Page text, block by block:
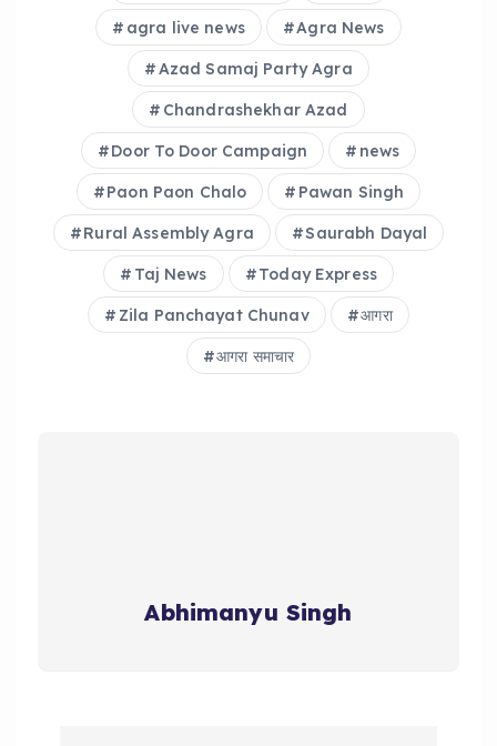
o p
agra live news Agra News
Azad Samaj Party Agra
Chandrashekhar Azad
Door To Door Campaign news
Paon Paon Chalo Pawan Singh
Rural Assembly Agra Saurabh Dayal
Taj News Today Express
Zila Panchayat Chunav आगरा
आगरा समाचार
Abhimanyu Singh